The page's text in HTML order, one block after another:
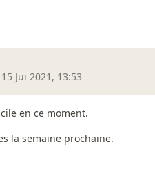
15 Jui 2021, 13:53
en ce moment.
la semaine prochaine.